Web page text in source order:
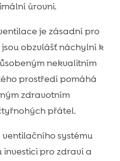
úrovni.
je zásadní pro
obzvlášť náchylní k
nekvalitním
prostředí pomáhá
zdravotním
přátel.
systému
pro zdraví a